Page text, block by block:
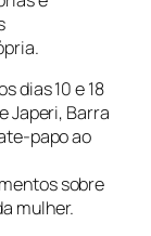
dias 10 e 18
Japeri, Barra
papo ao
sobre
mulher.